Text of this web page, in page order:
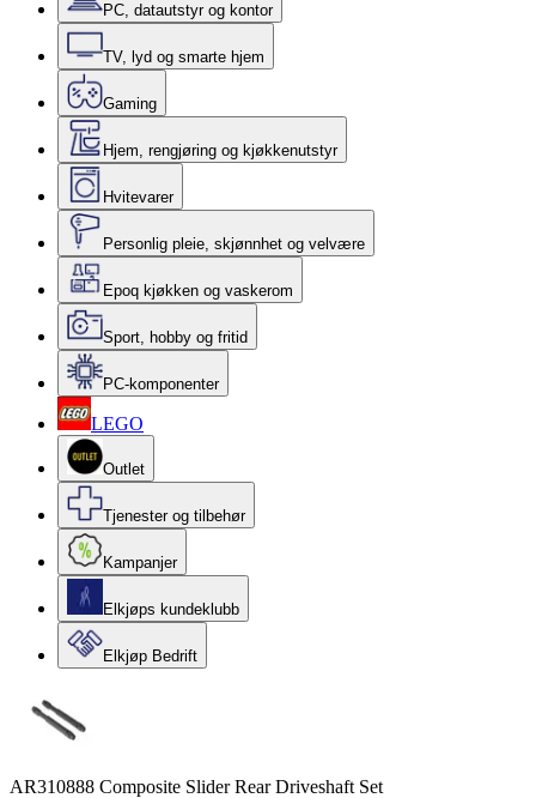
PC, datautstyr og kontor
TV, lyd og smarte hjem
Gaming
Hjem, rengjøring og kjøkkenutstyr
Hvitevarer
Personlig pleie, skjønnhet og velvære
Epoq kjøkken og vaskerom
Sport, hobby og fritid
PC-komponenter
LEGO
Outlet
Tjenester og tilbehør
Kampanjer
Elkjøps kundeklubb
Elkjøp Bedrift
AR310888 Composite Slider Rear Driveshaft Set